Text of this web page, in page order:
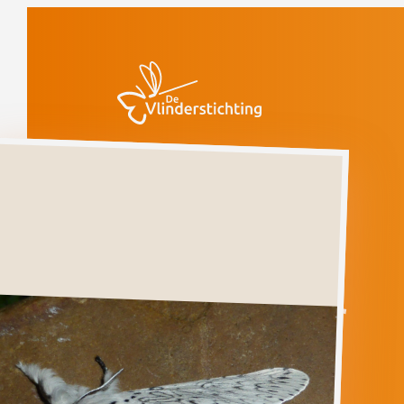
hermelijnvlinder
CERURA
ERMINEA